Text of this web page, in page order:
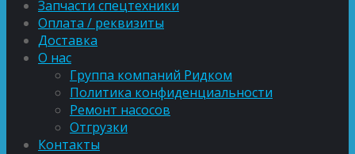
Запчасти спецтехники
Оплата / реквизиты
Доставка
О нас
Группа компаний Ридком
Политика конфиденциальности
Ремонт насосов
Отгрузки
Контакты